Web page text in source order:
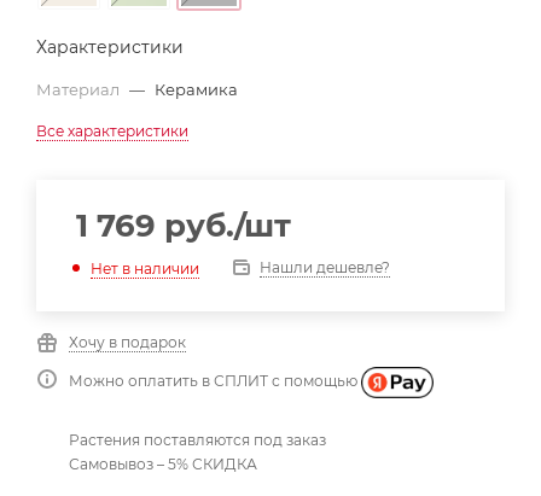
Характеристики
Материал — Керамика
Все характеристики
1 769 руб./шт
Нет в наличии Нашли дешевле?
Хочу в подарок
Можно оплатить в СПЛИТ с помощью
Растения поставляются под заказ
Самовывоз – 5% СКИДКА